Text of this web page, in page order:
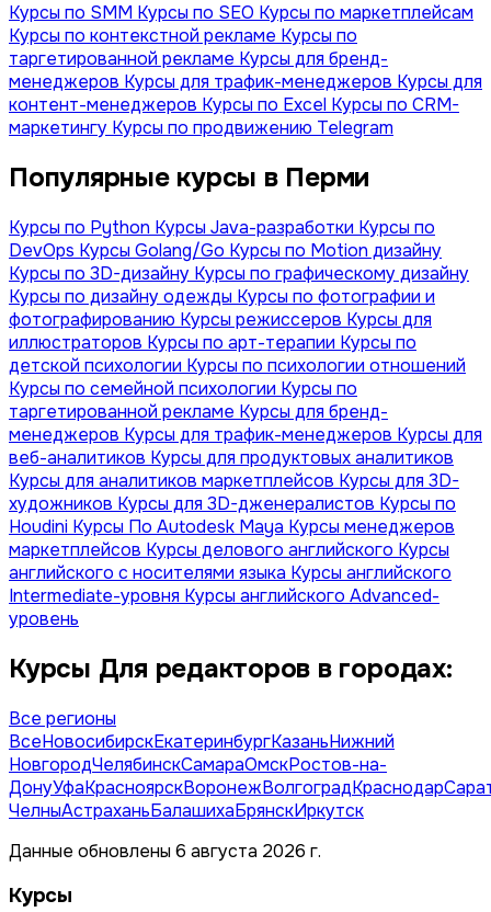
Курсы по SMM Курсы по SEO Курсы по маркетплейсам
Курсы по контекстной рекламе Курсы по
таргетированной рекламе Курсы для бренд-
менеджеров Курсы для трафик-менеджеров Курсы для
контент-менеджеров Курсы по Excel Курсы по CRM-
маркетингу Курсы по продвижению Telegram
Популярные курсы в Перми
Курсы по Python Курсы Java-разработки Курсы по
DevOps Курсы Golang/Go Курсы по Motion дизайну
Курсы по 3D-дизайну Курсы по графическому дизайну
Курсы по дизайну одежды Курсы по фотографии и
фотографированию Курсы режиссеров Курсы для
иллюстраторов Курсы по арт-терапии Курсы по
детской психологии Курсы по психологии отношений
Курсы по семейной психологии Курсы по
таргетированной рекламе Курсы для бренд-
менеджеров Курсы для трафик-менеджеров Курсы для
веб-аналитиков Курсы для продуктовых аналитиков
Курсы для аналитиков маркетплейсов Курсы для 3D-
художников Курсы для 3D-дженералистов Курсы по
Houdini Курсы По Autodesk Maya Курсы менеджеров
маркетплейсов Курсы делового английского Курсы
английского с носителями языка Курсы английского
Intermediate-уровня Курсы английского Advanced-
уровень
Курсы Для редакторов в городах:
Все регионы
ВсеНовосибирскЕкатеринбургКазаньНижний
НовгородЧелябинскСамараОмскРостов-на-
ДонуУфаКрасноярскВоронежВолгоградКраснодар
ЧелныАстраханьБалашихаБрянскИркутск
Данные обновлены 6 августа 2026 г.
Курсы